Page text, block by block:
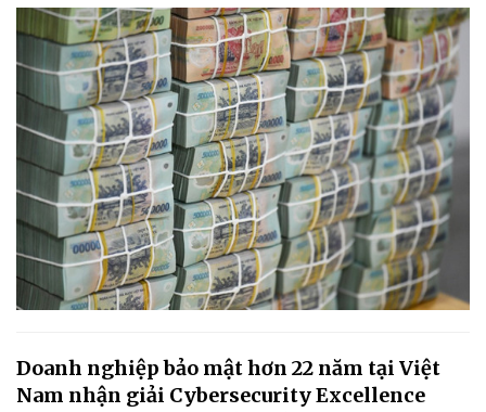
Doanh nghiệp bảo mật hơn 22 năm tại Việt
Nam nhận giải Cybersecurity Excellence